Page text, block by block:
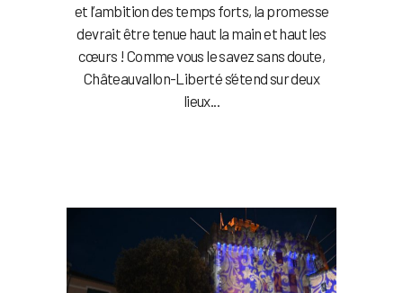
et l’ambition des temps forts, la promesse
devrait être tenue haut la main et haut les
cœurs ! Comme vous le savez sans doute,
Châteauvallon-Liberté s’étend sur deux
lieux...